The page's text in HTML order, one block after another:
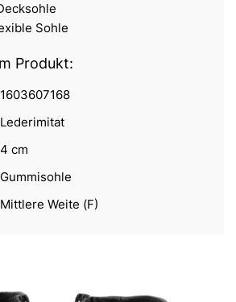
Sohle
Produkt:
1603607168
Lederimitat
4 cm
Gummisohle
Mittlere Weite (F)